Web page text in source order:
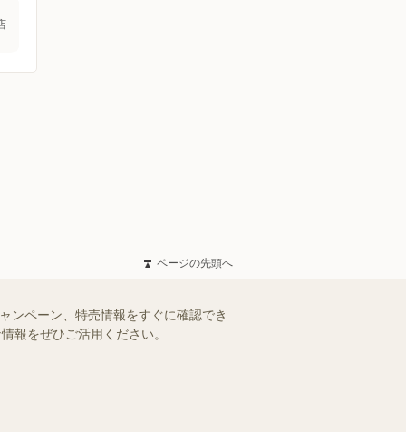
ページの先頭へ
ンペーン、特売情報をすぐに確認でき
報をぜひご活用ください。